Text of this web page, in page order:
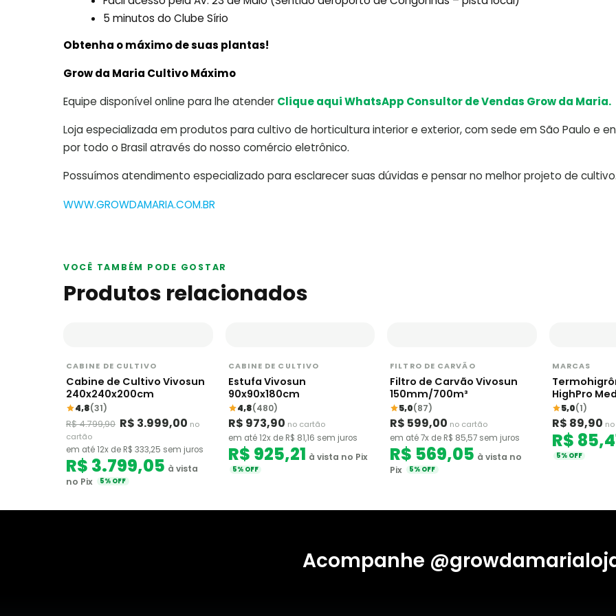
5 minutos do Clube Sírio
Obtenha o máximo de suas plantas!
Grow da Maria Cultivo Máximo
Equipe disponível online para lhe atender Clique aqui WhatsApp Consultor de Vendas Grow da Maria.
Loja especializada em produtos para cultivo de horticultura interior e exterior, com sede em São Paulo e
por todo o Brasil através do nosso comércio eletrônico.
Possuímos atendimento especializado para esclarecer suas dúvidas e pensar no melhor projeto de cultivo.
WWW.GROWDAMARIA.COM.BR
VOCÊ TAMBÉM PODE GOSTAR
Produtos relacionados
CABINE DE CULTIVO
Cabine de Cultivo Vivosun
240x240x200cm
4,8(31)
R$ 4.799,90 R$ 3.999,00 no
cartão
em até 12x de R$ 333,25 sem juros
R$ 3.799,05 à vista
no Pix
5% OFF
CABINE DE CULTIVO
Estufa Vivosun
90x90x180cm
4,8(480)
R$ 973,90 no cartão
em até 12x de R$ 81,16 sem juros
R$ 925,21 à vista no Pix
5% OFF
FILTRO DE CARVÃO
Filtro de Carvão Vivosun
150mm/700m³
5,0(87)
R$ 599,00 no cartão
em até 7x de R$ 85,57 sem juros
R$ 569,05 à vista no
Pix
5% OFF
MARCAS
HighPro
5,0(1)
R$ 89,90
R$
5% OFF
Acompanhe